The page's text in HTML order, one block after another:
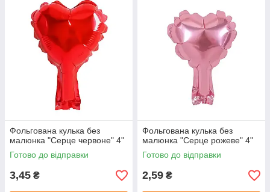
Фольгована кулька без
малюнка "Серце червоне" 4"
Готово до відправки
3,45 ₴
Фольгована кулька без
малюнка "Серце рожеве" 4"
Готово до відправки
2,59 ₴